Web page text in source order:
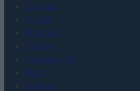
Co kupić
Porady
Promocje
FinTech
Hardware PC
Moto
Gaming